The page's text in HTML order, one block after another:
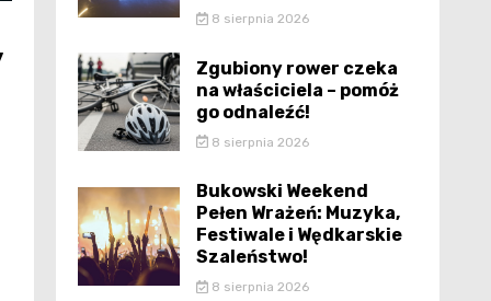
8 sierpnia 2026
Zgubiony rower czeka
na właściciela – pomóż
go odnaleźć!
8 sierpnia 2026
Bukowski Weekend
Pełen Wrażeń: Muzyka,
Festiwale i Wędkarskie
Szaleństwo!
8 sierpnia 2026